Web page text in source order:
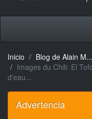
Inicio Blog de Alain M...
Images du Chili: El
d'eau...
Advertencia